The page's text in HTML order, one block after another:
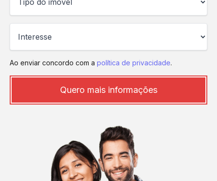
Ao enviar concordo com a política de privacidade.
Quero mais informações